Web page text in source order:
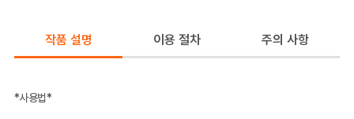
작품 설명 이용 절차 주의 사항
*사용법*